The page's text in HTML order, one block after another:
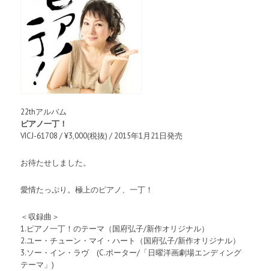
22thアルバム
ピアノ一丁！
VICJ-61708 / ¥3,000(税抜) / 2015年1月21日発売
お待たせしました。
愛情たっぷり。極上のピアノ、一丁！
＜収録曲＞
1.ピアノ一丁！のテーマ（国府弘子/新作オリジナル）
2.ユー・チューン・マイ・ハート（国府弘子/新作オリジナル）
3.ソー・イン・ラヴ (C.ポーター/「日曜洋画劇場エンディング
テーマ」)